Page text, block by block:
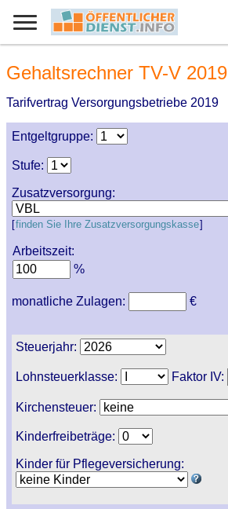
Gehaltsrechner TV-V 2019
Tarifvertrag Versorgungsbetriebe 2019
Entgeltgruppe:
Stufe:
Zusatzversorgung:
[finden Sie Ihre Zusatzversorgungskasse]
Arbeitszeit:
%
monatliche Zulagen: €
Steuerjahr:
Lohnsteuerklasse: Faktor IV:
Kirchensteuer:
Kinderfreibeträge:
Kinder für Pflegeversicherung: